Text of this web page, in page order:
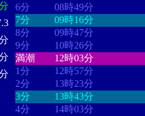
6分
08時49分
7分
09時16分
8分
09時47分
9分
10時26分
満潮
12時03分
1分
12時57分
2分
13時23分
3分
13時43分
4分
14時03分